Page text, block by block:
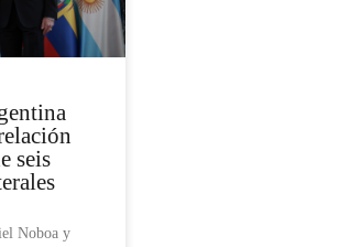
seis
Noboa y